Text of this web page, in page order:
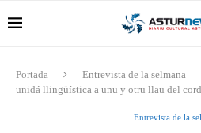
Portada Entrevista de la selmana
unidá llingüística a unu y otru llau del
Entrevista de la